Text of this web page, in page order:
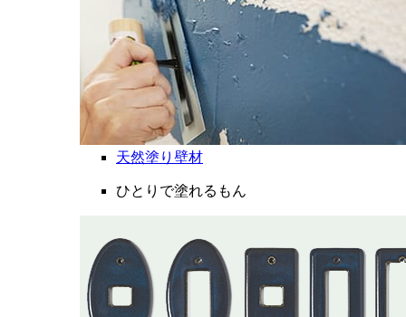
天然塗り壁材
ひとりで塗れるもん